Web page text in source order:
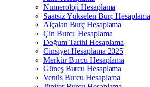
Numeroloji Hesaplama​
Saatsiz Yükselen Burç Hesaplama
Alçalan Burç Hesaplama
Çin Burcu Hesaplama
Doğum Tarihi Hesaplama
Cinsiyet Hesaplama 2025
Merkür Burcu Hesaplama
Güneş Burcu Hesaplama
Venüs Burcu Hesaplama